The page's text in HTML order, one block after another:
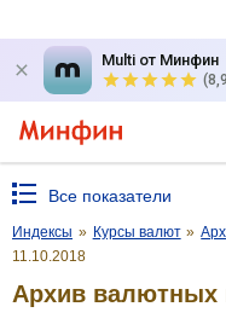
Multi от Минфин
Все показатели
Индексы » Курсы валют »
11.10.2018
Архив валютных